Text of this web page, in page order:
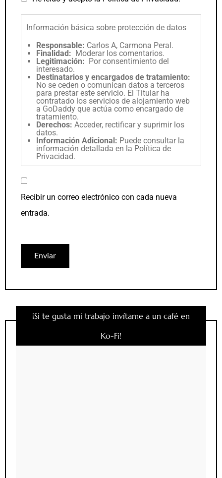
Información básica sobre protección de datos
Responsable: Carlos A, Carmona Peral.
Finalidad: Moderar los comentarios.
Legitimación: Por consentimiento del
interesado.
Destinatarios y encargados de tratamiento:
No se ceden o comunican datos a terceros
para prestar este servicio. El Titular ha
contratado los servicios de alojamiento web
a GoDaddy que actúa como encargado de
tratamiento.
Derechos: Acceder, rectificar y suprimir los
datos.
Información Adicional: Puede consultar la
información detallada en la Política de
Privacidad.
Recibir un correo electrónico con cada nueva
entrada.
¡Si te gusta mi trabajo invítame a un café en
Ko-Fi!